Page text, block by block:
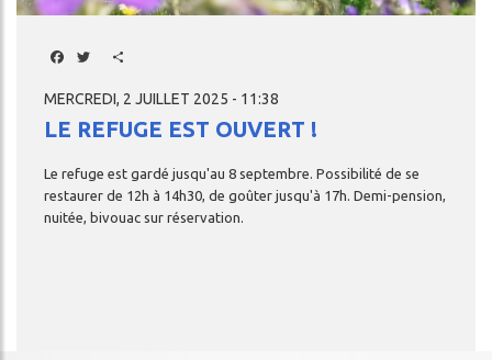
Facebook
Twitter
MERCREDI, 2 JUILLET 2025 - 11:38
LE REFUGE EST OUVERT !
Le refuge est gardé jusqu'au 8 septembre. Possibilité de se
restaurer de 12h à 14h30, de goûter jusqu'à 17h. Demi-pension,
nuitée, bivouac sur réservation.